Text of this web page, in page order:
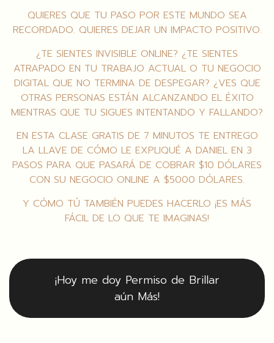
QUIERES QUE TU PASO POR ESTE MUNDO SEA
RECORDADO. QUIERES DEJAR UN IMPACTO POSITIVO.
¿TE SIENTES INVISIBLE ONLINE? ¿TE SIENTES
ATRAPADO EN TU TRABAJO ACTUAL O TU NEGOCIO
DIGITAL QUE NO TERMINA DE DESPEGAR? ¿VES QUE
OTRAS PERSONAS ESTÁN ALCANZANDO EL ÉXITO
MIENTRAS QUE TU SIGUES INTENTANDO Y FALLANDO?
EN ESTA CLASE GRATIS DE 7 MINUTOS TE ENTREGO
LA LLAVE DE CÓMO LE EXPLIQUÉ A DANIEL EN 3
PASOS PARA QUE PASARÁ DE COBRAR $10 DÓLARES
CON SU NEGOCIO ONLINE A $5000 DÓLARES.
Y CÓMO TÚ TAMBIÉN PUEDES HACERLO ¡ES MÁS
FÁCIL DE LO QUE TE IMAGINAS!
¡Hoy me doy Permiso de Brillar
aún Más!